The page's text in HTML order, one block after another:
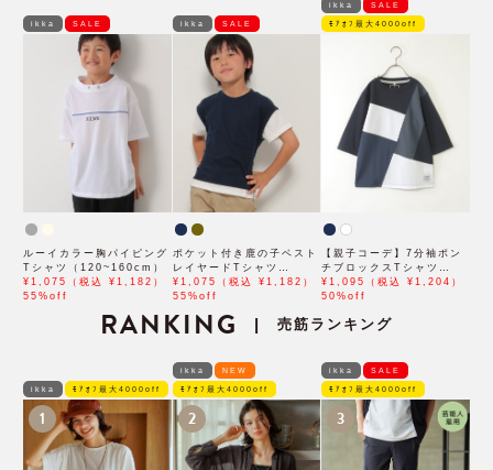
ikka SALE
ルーイカラー胸パイピング
Tシャツ（120~160cm）
¥1,075（税込 ¥1,182）
55%off
ikka SALE
ポケット付き鹿の子ベスト
レイヤードTシャツ
（120~160cm）
¥1,075（税込 ¥1,182）
55%off
ikka SALE
ﾓｱｵﾌ最大4000off
【親子コーデ】7分袖ポン
チブロックスTシャツ
（120~160cm）
¥1,095（税込 ¥1,204）
50%off
RANKING | 売筋ランキング
ikka ﾓｱｵﾌ最大4000off
1
ikka NEW
ﾓｱｵﾌ最大4000off
2
ikka SALE
ﾓｱｵﾌ最大4000off
3